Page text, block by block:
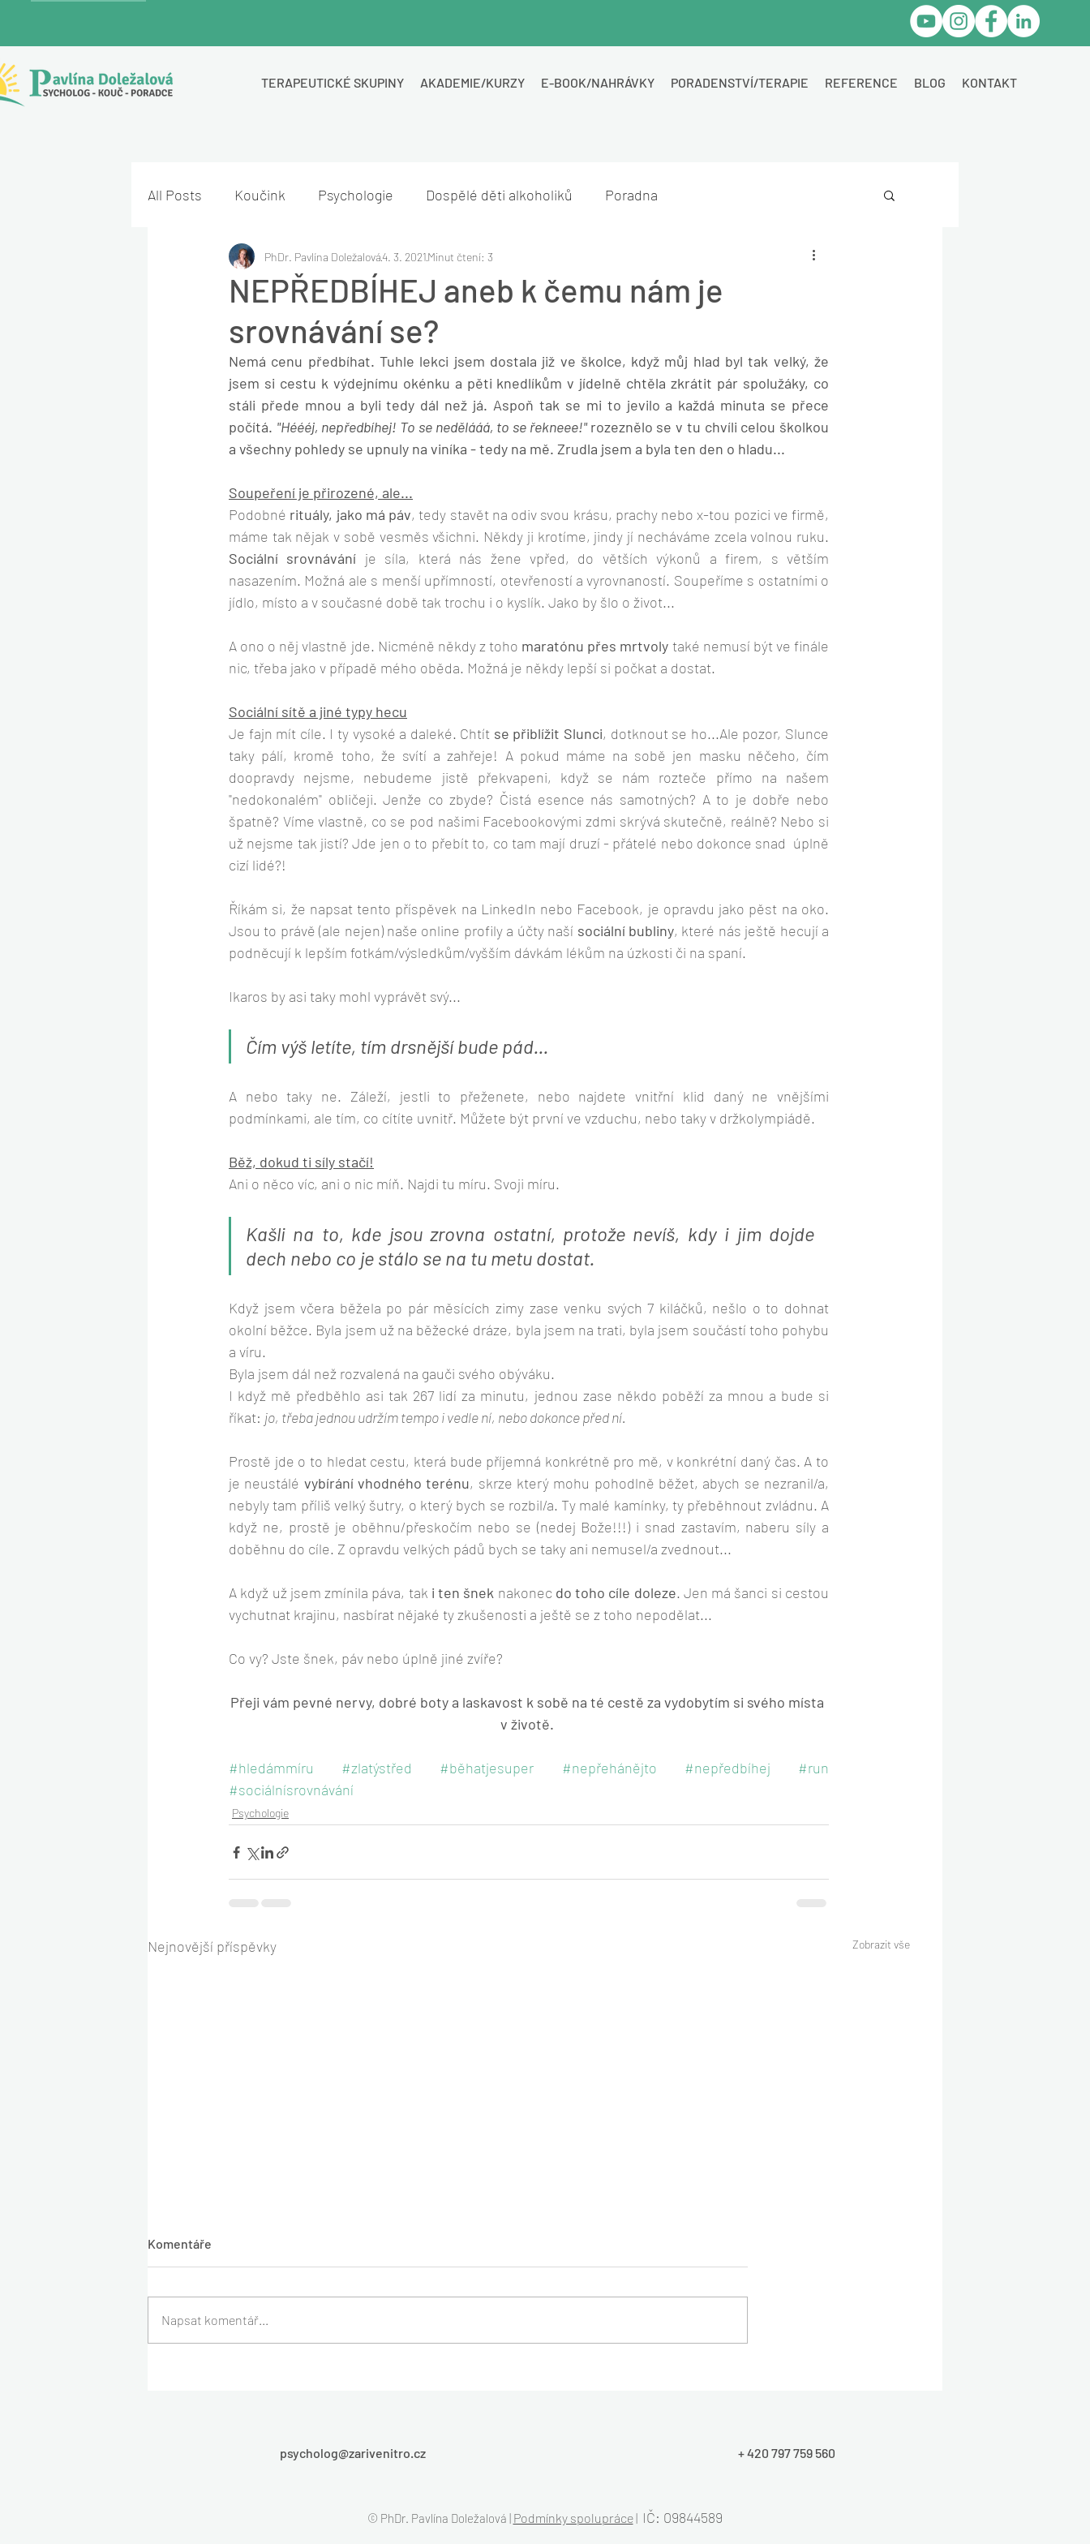
TERAPEUTICKÉ SKUPINY AKADEMIE/KURZY E-BOOK/NAHRÁVKY PORADENSTVÍ/TERAPIE REFERENCE BLOG KONTAKT
All Posts Koučink Psychologie Dospělé děti alkoholiků Poradna
NEPŘEDBÍHEJ aneb k čemu nám je
srovnávání se?
PhDr. Pavlína Doležalová4. 3. 2021Minut čtení: 3
Nemá cenu předbíhat. Tuhle lekci jsem dostala již ve školce, když můj hlad byl tak velký, že
jsem si cestu k výdejnímu okénku a pěti knedlíkům v jídelně chtěla zkrátit pár spolužáky, co
stáli přede mnou a byli tedy dál než já. Aspoň tak se mi to jevilo a každá minuta se přece
počítá. "Héééj, nepředbíhej! To se nedělááá, to se řekneee!" rozeznělo se v tu chvíli celou školkou
a všechny pohledy se upnuly na viníka - tedy na mě. Zrudla jsem a byla ten den o hladu...
Soupeření je přirozené, ale...
Podobné rituály, jako má páv, tedy stavět na odiv svou krásu, prachy nebo x-tou pozici ve firmě,
Sociální srovnávání je síla, která nás žene vpřed, do větších výkonů a firem, s větším
nasazením. Možná ale s menší upřímností, otevřeností a vyrovnaností. Soupeříme s ostatními o
jídlo, místo a v současné době tak trochu i o kyslík. Jako by šlo o život...
A ono o něj vlastně jde. Nicméně někdy z toho maratónu přes mrtvoly také nemusí být ve finále
nic, třeba jako v případě mého oběda. Možná je někdy lepší si počkat a dostat.
Sociální sítě a jiné typy hecu
Je fajn mít cíle. I ty vysoké a daleké. Chtít se přiblížit Slunci, dotknout se ho...Ale pozor, Slunce
taky pálí, kromě toho, že svítí a zahřeje! A pokud máme na sobě jen masku něčeho, čím
doopravdy nejsme, nebudeme jistě překvapeni, když se nám rozteče přímo na našem
"nedokonalém" obličeji. Jenže co zbyde? Čistá esence nás samotných? A to je dobře nebo
špatně? Víme vlastně, co se pod našimi Facebookovými zdmi skrývá skutečně, reálně? Nebo si
už nejsme tak jistí? Jde jen o to přebít to, co tam mají druzí - přátelé nebo dokonce snad  úplně
cizí lidé?!
Říkám si, že napsat tento příspěvek na LinkedIn nebo Facebook, je opravdu jako pěst na oko.
Jsou to právě (ale nejen) naše online profily a účty naší sociální bubliny, které nás ještě hecují a
podněcují k lepším fotkám/výsledkům/vyšším dávkám lékům na úzkosti či na spaní.
Ikaros by asi taky mohl vyprávět svý...
Čím výš letíte, tím drsnější bude pád...
A nebo taky ne. Záleží, jestli to přeženete, nebo najdete vnitřní klid daný ne vnějšími
podmínkami, ale tím, co cítíte uvnitř. Můžete být první ve vzduchu, nebo taky v držkolympiádě.
Běž, dokud ti síly stačí!
Ani o něco víc, ani o nic míň. Najdi tu míru. Svoji míru.
Kašli na to, kde jsou zrovna ostatní, protože nevíš, kdy i jim dojde
dech nebo co je stálo se na tu metu dostat.
Když jsem včera běžela po pár měsících zimy zase venku svých 7 kiláčků, nešlo o to dohnat
okolní běžce. Byla jsem už na běžecké dráze, byla jsem na trati, byla jsem součástí toho pohybu
a víru.
Byla jsem dál než rozvalená na gauči svého obýváku.
I když mě předběhlo asi tak 267 lidí za minutu, jednou zase někdo poběží za mnou a bude si
říkat: jo, třeba jednou udržím tempo i vedle ní, nebo dokonce před ní.
Prostě jde o to hledat cestu, která bude příjemná konkrétně pro mě, v konkrétní daný čas. A to
je neustálé vybírání vhodného terénu, skrze který mohu pohodlně běžet, abych se nezranil/a,
nebyly tam příliš velký šutry, o který bych se rozbil/a. Ty malé kamínky, ty přeběhnout zvládnu. A
když ne, prostě je oběhnu/přeskočím nebo se (nedej Bože!!!) i snad zastavím, naberu síly a
doběhnu do cíle. Z opravdu velkých pádů bych se taky ani nemusel/a zvednout...
A když už jsem zmínila páva, tak i ten šnek nakonec do toho cíle doleze. Jen má šanci si cestou
vychutnat krajinu, nasbírat nějaké ty zkušenosti a ještě se z toho nepodělat...
Co vy? Jste šnek, páv nebo úplně jiné zvíře?
Přeji vám pevné nervy, dobré boty a laskavost k sobě na té cestě za vydobytím si svého místa
v životě.
#hledámmíru #zlatýstřed #běhatjesuper #nepřehánějto #nepředbíhej
#run
#sociálnísrovnávání
Psychologie
Nejnovější příspěvky Zobrazit vše
Komentáře
Napsat komentář...
psycholog@zarivenitro.cz + 420 797 759 560
© PhDr. Pavlína Doležalová | Podmínky spolupráce IČ: 09844589